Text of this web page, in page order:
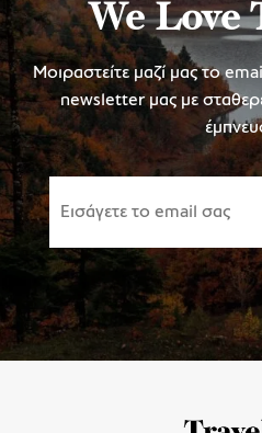
We Love
Μοιραστείτε μαζί μας το
newsletter μας με